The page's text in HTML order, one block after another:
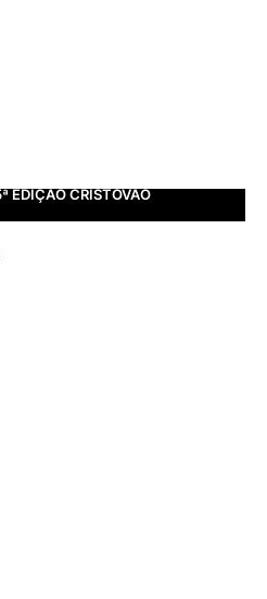
EDIÇÃO CRISTOVÃO